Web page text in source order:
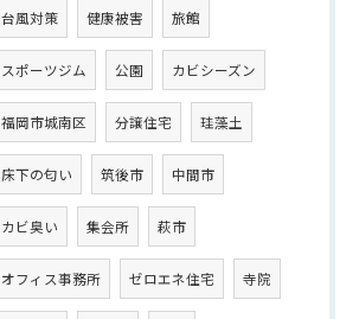
台風対策 健康被害 旅館
スポーツジム 公園 カビシーズン
福岡市城南区 分譲住宅 珪藻土
床下の匂い 筑後市 中間市
カビ臭い 集会所 萩市
オフィス事務所 ゼロエネ住宅 寺院